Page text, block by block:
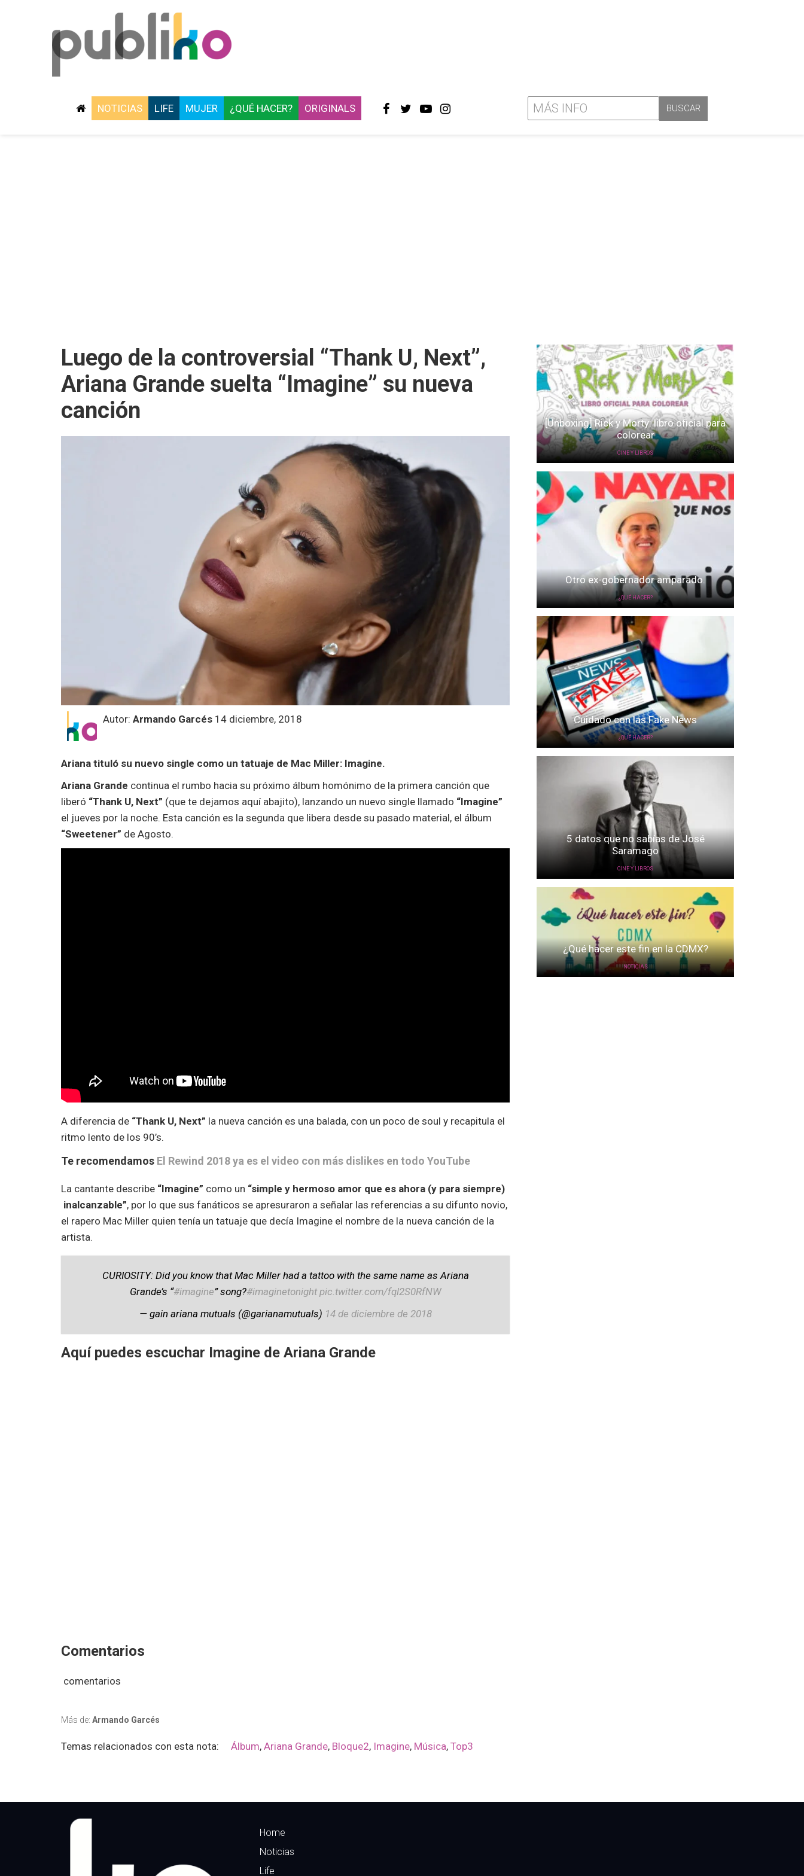
NOTICIAS LIFE MUJER ¿QUÉ HACER? ORIGINALS
Luego de la controversial “Thank U, Next”,
Ariana Grande suelta “Imagine” su nueva
canción
Autor: Armando Garcés 14 diciembre, 2018
Ariana tituló su nuevo single como un tatuaje de Mac Miller: Imagine.
Ariana Grande continua el rumbo hacia su próximo álbum homónimo de la primera canción que
liberó “Thank U, Next” (que te dejamos aquí abajito), lanzando un nuevo single llamado “Imagine”
el jueves por la noche. Esta canción es la segunda que libera desde su pasado material, el álbum
“Sweetener” de Agosto.
A diferencia de “Thank U, Next” la nueva canción es una balada, con un poco de soul y recapitula el
ritmo lento de los 90’s.
Te recomendamos El Rewind 2018 ya es el video con más dislikes en todo YouTube
La cantante describe “Imagine” como un “simple y hermoso amor que es ahora (y para siempre)
inalcanzable”, por lo que sus fanáticos se apresuraron a señalar las referencias a su difunto novio,
el rapero Mac Miller quien tenía un tatuaje que decía Imagine el nombre de la nueva canción de la
artista.
CURIOSITY: Did you know that Mac Miller had a tattoo with the same name as Ariana
Grande’s “#imagine” song?#imaginetonight pic.twitter.com/fql2S0RfNW
— gain ariana mutuals (@garianamutuals) 14 de diciembre de 2018
Aquí puedes escuchar Imagine de Ariana Grande
Comentarios
comentarios
Más de: Armando Garcés
Temas relacionados con esta nota: Álbum, Ariana Grande, Bloque2, Imagine, Música, Top3
[Unboxing] Rick y Morty: libro oficial para
colorear
CINE Y LIBROS
Otro ex-gobernador amparado.
¿QUÉ HACER?
Cuidado con las Fake News
¿QUÉ HACER?
5 datos que no sabías de José
Saramago
CINE Y LIBROS
¿Qué hacer este fin en la CDMX?
NOTICIAS
Home
Noticias
Life